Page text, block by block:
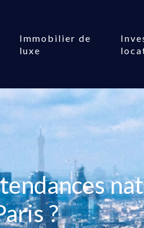
Immobilier de
luxe
?